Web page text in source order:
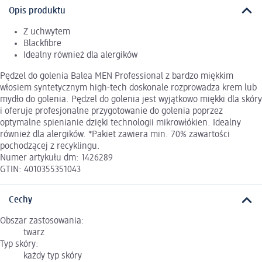
Opis produktu
Z uchwytem
Blackfibre
Idealny również dla alergików
Pędzel do golenia Balea MEN Professional z bardzo miękkim
włosiem syntetycznym high-tech doskonale rozprowadza krem lub
mydło do golenia. Pędzel do golenia jest wyjątkowo miękki dla skóry
i oferuje profesjonalne przygotowanie do golenia poprzez
optymalne spienianie dzięki technologii mikrowłókien. Idealny
również dla alergików. *Pakiet zawiera min. 70% zawartości
pochodzącej z recyklingu.
Numer artykułu dm: 1426289
GTIN: 4010355351043
Cechy
Obszar zastosowania:
twarz
Typ skóry:
każdy typ skóry